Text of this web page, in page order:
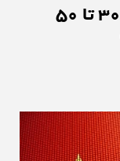
بهره‌وری انرژی تراشه‌های چینی ۳۰ تا ۵۰